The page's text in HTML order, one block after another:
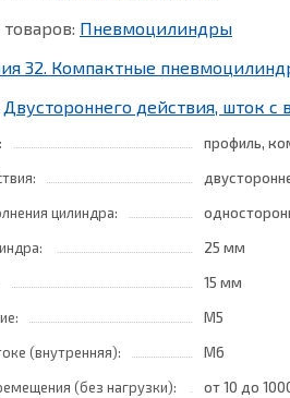
Пневмоцилиндры
32. Компактные
Двустороннего действия, шток с
профиль,
цилиндра:
25 мм
15 мм
M5
(внутренняя):
M6
(без нагрузки):
от 10 до